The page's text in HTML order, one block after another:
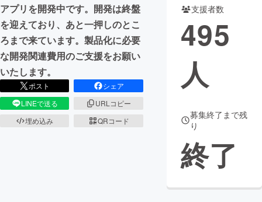
アプリを開発中です。開発は終盤
を迎えており、あと一押しのとこ
ろまで来ています。製品化に必要
な開発関連費用のご支援をお願い
いたします。
ポスト
シェア
LINEで送る
URLコピー
埋め込み
QRコード
支援者数
495
人
募集終了まで残
り
終了